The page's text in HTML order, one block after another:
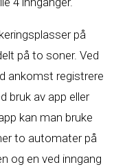
på
på to soner. Ved
ankomst registrere
bruk av app eller
kan man bruke
to automater på
og en ved inngang